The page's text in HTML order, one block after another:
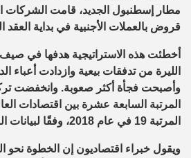
مطار إسطنبول الجديد، قامت الشركات
قروض بالعملات الأجنبية في بداية العقد
أخطئت هذه الاستراتيجية هدفها
الليرة منتدفقات بيعية وازدادت أعباء
وأصبحت فجأة أكثر صعوبة. وانخفضت
المرتبة السابعة عشرة بين اقتصادات
المرتبة 19 في عام 2018، وفقًا
لبيانات
ويقول خبراء اقتصاديون إن الخطوة نحو